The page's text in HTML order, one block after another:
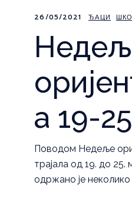
26/05/2021 ЂАЦИ
а 19-
Поводом Недеље
трајала од 19. до 25.
одржано је